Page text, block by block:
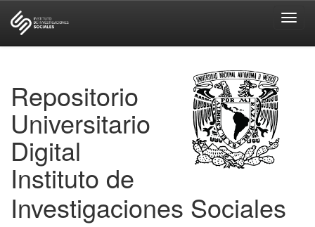
Repositorio
Universitario
Digital
Instituto de
Investigaciones Sociales